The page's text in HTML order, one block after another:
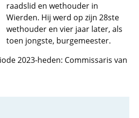
raadslid en wethouder in
Wierden. Hij werd op zijn 28ste
wethouder en vier jaar later, als
toen jongste, burgemeester.
2023-heden: Commissaris van